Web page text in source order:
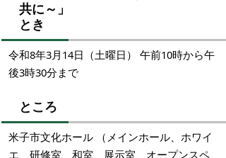
共に～」
とき
令和8年3月14日（土曜日） 午前10時から午
後3時30分まで
ところ
米子市文化ホール （メインホール、ホワイ
エ、研修室、和室、展示室、オープンスペ